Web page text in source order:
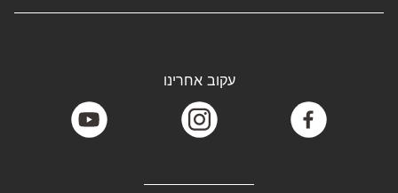
עקוב אחרינו
facebook
instagram
youtube